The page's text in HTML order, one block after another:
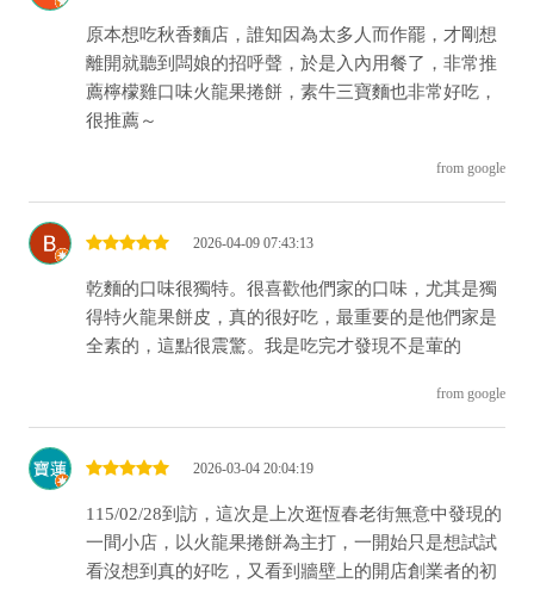
原本想吃秋香麵店，誰知因為太多人而作罷，才剛想
離開就聽到闆娘的招呼聲，於是入內用餐了，非常推
薦檸檬雞口味火龍果捲餅，素牛三寶麵也非常好吃，
很推薦～
from google
2026-04-09 07:43:13
乾麵的口味很獨特。很喜歡他們家的口味，尤其是獨
得特火龍果餅皮，真的很好吃，最重要的是他們家是
全素的，這點很震驚。我是吃完才發現不是葷的
from google
2026-03-04 20:04:19
115/02/28到訪，這次是上次逛恆春老街無意中發現的
一間小店，以火龍果捲餅為主打，一開始只是想試試
看沒想到真的好吃，又看到牆壁上的開店創業者的初